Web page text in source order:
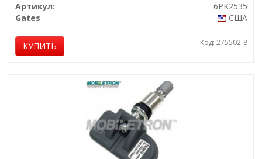
Артикул:
6PK2535
Gates
США
КУПИТЬ Код: 275502-8